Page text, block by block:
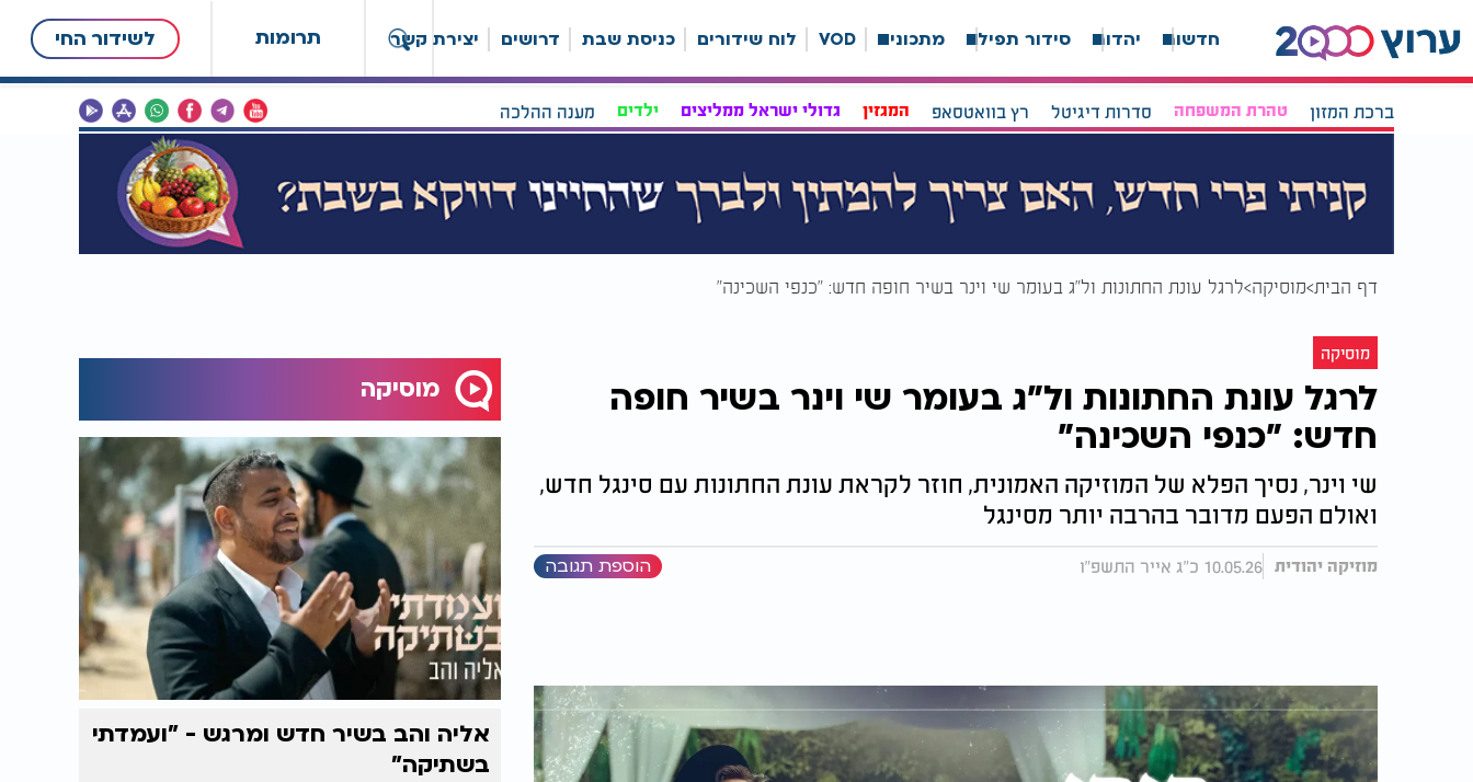
תרומות לשידור החי חדשות יהדות סידור תפילה מתכונים VOD לוח שידורים כניסת שבת דרושים יצירת קשר
ברכת המזון טהרת המשפחה סדרות דיגיטל רץ בוואטסאפ המגזין גדולי ישראל ממליצים ילדים מענה ההלכה
דף הבית מוסיקה לרגל עונת החתונות ול"ג בעומר שי וינר בשיר חופה חדש: "כנפי השכינה"
מוסיקה
לרגל עונת החתונות ול"ג בעומר שי וינר בשיר חופה
חדש: "כנפי השכינה"
שי וינר, נסיך הפלא של המוזיקה האמונית, חוזר לקראת עונת החתונות עם סינגל חדש,
ואולם הפעם מדובר בהרבה יותר מסינגל
מוזיקה יהודית 10.05.26 כ"ג אייר התשפ"ו הוספת תגובה
מוסיקה
אליה והב בשיר חדש ומרגש - "ועמדתי
בשתיקה"